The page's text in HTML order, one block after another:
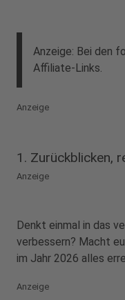
Anzeige: Bei den
Affiliate-Links.
Anzeige
1. Zurückblicken,
Anzeige
Denkt einmal in das
verbessern? Macht
im Jahr 2026 alles
Anzeige